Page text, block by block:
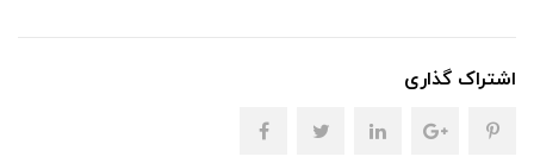
اشتراک گذاری